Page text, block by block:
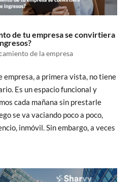
de tu empresa se convirtiera
de la empresa
empresa, a primera vista, no tiene
Es un espacio funcional y
cada mañana sin prestarle
se va vaciando poco a poco,
inmóvil. Sin embargo, a veces